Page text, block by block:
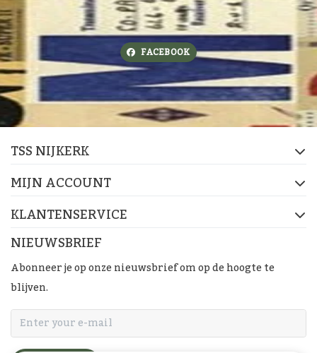
FACEBOOK
TSS NIJKERK
MIJN ACCOUNT
KLANTENSERVICE
NIEUWSBRIEF
Abonneer je op onze nieuwsbrief om op de hoogte te
blijven.